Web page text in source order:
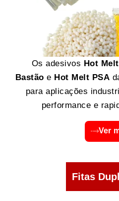
Os adesivos Hot
Bastão e Hot Melt PSA
para aplicações
performance e
Ver
Fitas